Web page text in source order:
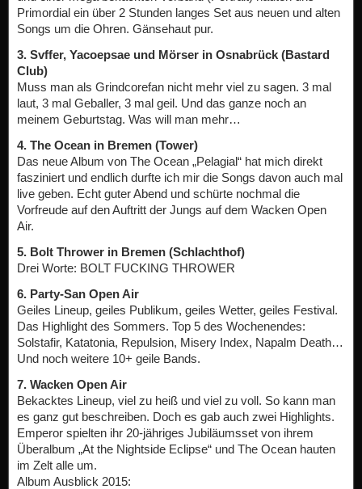
Primordial ein über 2 Stunden langes Set aus neuen und alten
Songs um die Ohren. Gänsehaut pur.
3. Svffer, Yacoepsae und Mörser in Osnabrück (Bastard
Club)
Muss man als Grindcorefan nicht mehr viel zu sagen. 3 mal
laut, 3 mal Geballer, 3 mal geil. Und das ganze noch an
meinem Geburtstag. Was will man mehr…
4. The Ocean in Bremen (Tower)
Das neue Album von The Ocean „Pelagial“ hat mich direkt
fasziniert und endlich durfte ich mir die Songs davon auch mal
live geben. Echt guter Abend und schürte nochmal die
Vorfreude auf den Auftritt der Jungs auf dem Wacken Open
Air.
5. Bolt Thrower in Bremen (Schlachthof)
Drei Worte: BOLT FUCKING THROWER
6. Party-San Open Air
Geiles Lineup, geiles Publikum, geiles Wetter, geiles Festival.
Das Highlight des Sommers. Top 5 des Wochenendes:
Solstafir, Katatonia, Repulsion, Misery Index, Napalm Death…
Und noch weitere 10+ geile Bands.
7. Wacken Open Air
Bekacktes Lineup, viel zu heiß und viel zu voll. So kann man
es ganz gut beschreiben. Doch es gab auch zwei Highlights.
Emperor spielten ihr 20-jähriges Jubiläumsset von ihrem
Überalbum „At the Nightside Eclipse“ und The Ocean hauten
im Zelt alle um.
Album Ausblick 2015: